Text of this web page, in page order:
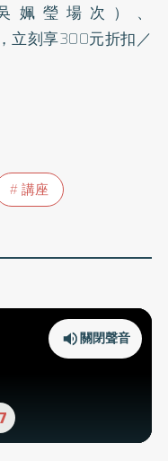
姵瑩場次）、
立刻享300元折扣／
講座
關閉聲音